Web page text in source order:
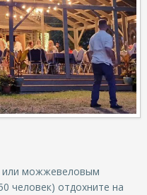
или можжевеловым
человек) отдохните на